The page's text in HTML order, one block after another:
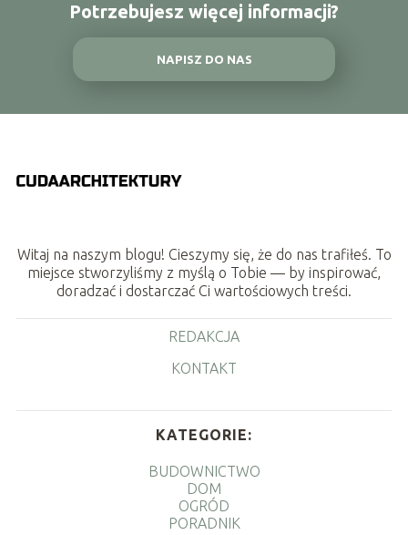
Potrzebujesz więcej informacji?
NAPISZ DO NAS
Witaj na naszym blogu! Cieszymy się, że do nas trafiłeś. To
miejsce stworzyliśmy z myślą o Tobie — by inspirować,
doradzać i dostarczać Ci wartościowych treści.
REDAKCJA
KONTAKT
KATEGORIE:
BUDOWNICTWO
DOM
OGRÓD
PORADNIK